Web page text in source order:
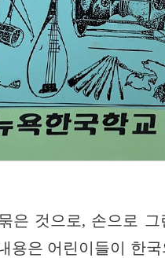
은 것으로, 손으로 그
용은 어린이들이 한